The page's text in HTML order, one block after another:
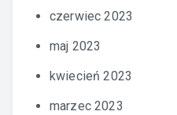
czerwiec 2023
maj 2023
kwiecień 2023
marzec 2023